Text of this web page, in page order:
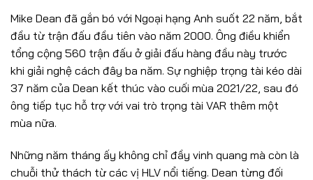
Mike Dean đã gắn bó với Ngoại hạng Anh suốt 22 năm, bắt
đầu từ trận đấu đầu tiên vào năm 2000. Ông điều khiển
tổng cộng 560 trận đấu ở giải đấu hàng đầu này trước
khi giải nghệ cách đây ba năm. Sự nghiệp trọng tài kéo dài
37 năm của Dean kết thúc vào cuối mùa 2021/22, sau đó
ông tiếp tục hỗ trợ với vai trò trọng tài VAR thêm một
mùa nữa.
Những năm tháng ấy không chỉ đầy vinh quang mà còn là
chuỗi thử thách từ các vị HLV nổi tiếng. Dean từng đối